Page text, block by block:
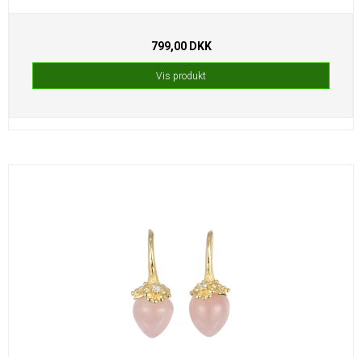
799,00 DKK
Vis produkt